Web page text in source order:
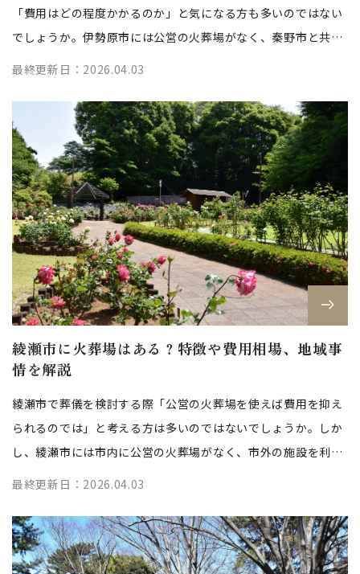
「費用はどの程度かかるのか」と気になる方も多いのではない
でしょうか。伊勢原市には公営の火葬場がなく、秦野市と共同
で運営する秦野斎場を利用するのが...
最終更新日：2026.04.03
綾瀬市に火葬場はある？特徴や費用相場、地域事
情を解説
綾瀬市で葬儀を検討する際「公営の火葬場を使えば費用を抑え
られるのでは」と考える方は多いのではないでしょうか。しか
し、綾瀬市には市内に公営の火葬場がなく、市外の施設を利用
する必要があります。 市民料金で...
最終更新日：2026.04.03